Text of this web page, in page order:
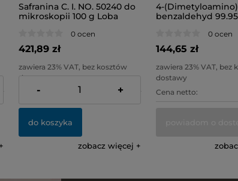
Safranina C. I. NO. 50240 do
mikroskopii 100 g Loba
0 ocen
421,89 zł
zawiera 23% VAT, bez kosztów
dostawy
Cena netto:
343,00 zł
- +
do koszyka
zobacz więcej
4-(Dimetyloamino)
benzaldehyd
0 ocen
144,65 zł
zawiera 23% VAT, bez
dostawy
Cena netto: